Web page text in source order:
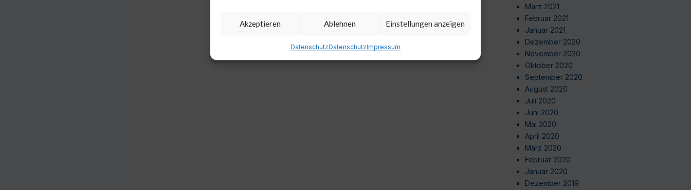
Akzeptieren Ablehnen Einstellungen anzeigen
DatenschutzDatenschutzImpressum
März 2021
Februar 2021
Januar 2021
Dezember 2020
November 2020
Oktober 2020
September 2020
August 2020
Juli 2020
Juni 2020
Mai 2020
April 2020
März 2020
Februar 2020
Januar 2020
Dezember 2019